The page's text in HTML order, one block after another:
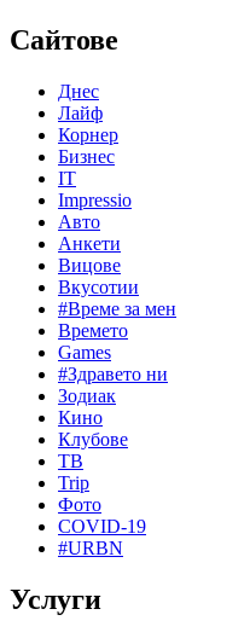
Сайтове
Днес
Лайф
Корнер
Бизнес
IT
Impressio
Авто
Анкети
Вицове
Вкусотии
#Време за мен
Времето
Games
#Здравето ни
Зодиак
Кино
Клубове
ТВ
Trip
Фото
COVID-19
#URBN
Услуги